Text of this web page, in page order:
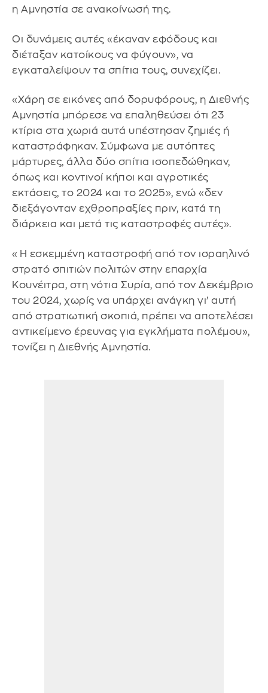
η Αμνηστία σε ανακοίνωσή της.
Οι δυνάμεις αυτές «έκαναν εφόδους και
διέταξαν κατοίκους να φύγουν», να
εγκαταλείψουν τα σπίτια τους, συνεχίζει.
«Χάρη σε εικόνες από δορυφόρους, η Διεθνής
Αμνηστία μπόρεσε να επαληθεύσει ότι 23
κτίρια στα χωριά αυτά υπέστησαν ζημιές ή
καταστράφηκαν. Σύμφωνα με αυτόπτες
μάρτυρες, άλλα δύο σπίτια ισοπεδώθηκαν,
όπως και κοντινοί κήποι και αγροτικές
εκτάσεις, το 2024 και το 2025», ενώ «δεν
διεξάγονταν εχθροπραξίες πριν, κατά τη
διάρκεια και μετά τις καταστροφές αυτές».
«Η εσκεμμένη καταστροφή από τον ισραηλινό
στρατό σπιτιών πολιτών στην επαρχία
Κουνέιτρα, στη νότια Συρία, από τον Δεκέμβριο
του 2024, χωρίς να υπάρχει ανάγκη γι’ αυτή
από στρατιωτική σκοπιά, πρέπει να αποτελέσει
αντικείμενο έρευνας για εγκλήματα πολέμου»,
τονίζει η Διεθνής Αμνηστία.